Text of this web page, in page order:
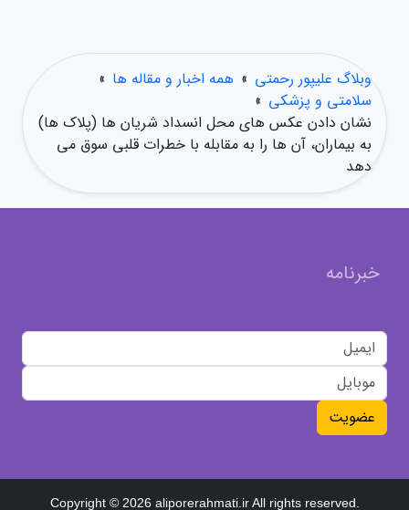
وبلاگ علیپور رحمتی » همه اخبار و مقاله ها »
سلامتی و پزشکی »
نشان دادن عکس های محل انسداد شریان ها (پلاک ها)
به بیماران، آن ها را به مقابله با خطرات قلبی سوق می
دهد
خبرنامه
عضویت
Copyright © 2026 aliporerahmati.ir All rights reserved.